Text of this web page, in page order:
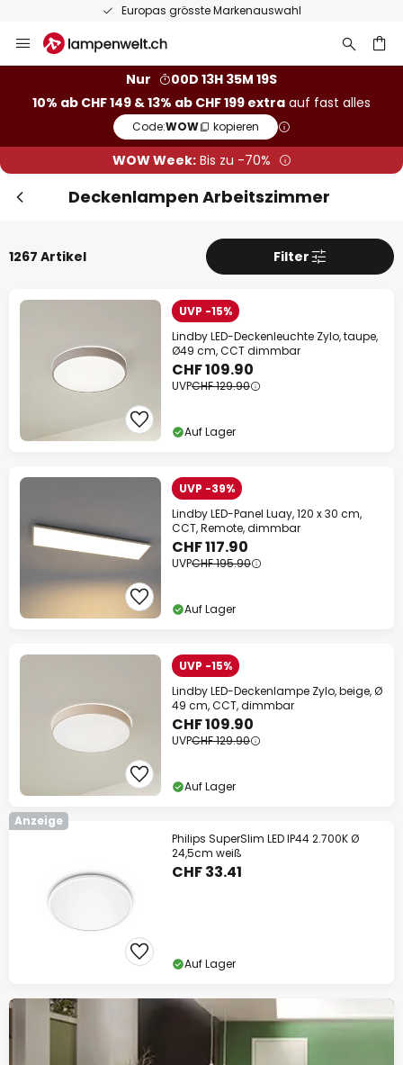
50 Tage kostenlose Retoure
Inhalt
Nur
00D 13H 35M 17S
10% ab CHF 149 & 13% ab CHF 199 extra auf fast alles
Code:WOW kopieren
WOW Week:Bis zu -70%
Deckenlampen Arbeitszimmer
1267 Artikel Filter
UVP -15%
Lindby LED-Deckenleuchte Zylo, taupe,
Ø49 cm, CCT dimmbar
CHF 109.90
UVPCHF 129.90
Auf Lager
UVP -39%
Lindby LED-Panel Luay, 120 x 30 cm,
CCT, Remote, dimmbar
CHF 117.90
UVPCHF 195.90
Auf Lager
UVP -15%
Lindby LED-Deckenlampe Zylo, beige, Ø
49 cm, CCT, dimmbar
CHF 109.90
UVPCHF 129.90
Auf Lager
Anzeige
Philips SuperSlim LED IP44 2.700K Ø
24,5cm weiß
CHF 33.41
Auf Lager
Extra Rabatt
10% Rabattab CHF 149
13% Rabattab CHF 199
Jetzt einlösen
*Ausgenommene Hersteller